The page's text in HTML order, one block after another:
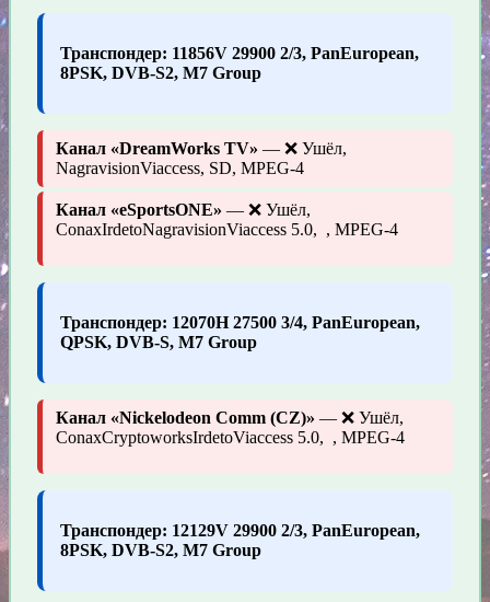
Транспондер: 11856V 29900 2/3, PanEuropean,
8PSK, DVB-S2, M7 Group
Канал «DreamWorks TV» — ❌ Ушёл,
NagravisionViaccess, SD, MPEG-4
Канал «eSportsONE» — ❌ Ушёл,
ConaxIrdetoNagravisionViaccess 5.0, , MPEG-4
Транспондер: 12070H 27500 3/4, PanEuropean,
QPSK, DVB-S, M7 Group
Канал «Nickelodeon Comm (CZ)» — ❌ Ушёл,
ConaxCryptoworksIrdetoViaccess 5.0, , MPEG-4
Транспондер: 12129V 29900 2/3, PanEuropean,
8PSK, DVB-S2, M7 Group